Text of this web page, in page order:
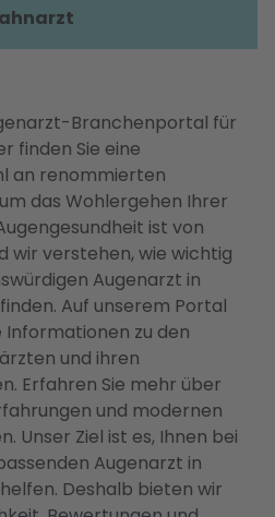
Branchenportal für
finden Sie eine
an renommierten
das Wohlergehen Ihrer
ist von
wir verstehen, wie wichtig
Augenarzt in
Auf unserem Portal
Informationen zu den
und ihren
Erfahren Sie mehr über
und modernen
Unser Ziel ist es, Ihnen bei
Augenarzt in
Deshalb bieten wir